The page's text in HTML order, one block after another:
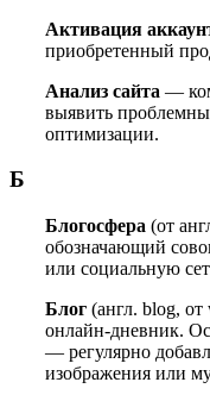
Активация
приобретенный
Анализ сайта —
выявить
оптимизации.
Б
Блогосфера (от
обозначающий
или социальную
Блог (англ. blog,
онлайн-дневник.
— регулярно
изображения или